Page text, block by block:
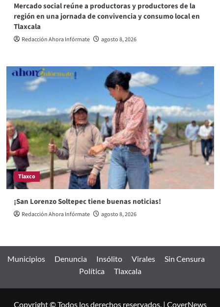
Mercado social reúne a productoras y productores de la
región en una jornada de convivencia y consumo local en
Tlaxcala
Redacción Ahora Infórmate agosto 8, 2026
Tlaxco
¡San Lorenzo Soltepec tiene buenas noticias!
Redacción Ahora Infórmate agosto 8, 2026
Municipios Denuncia Insólito Virales
Sin Censura
Política
Tlaxcala
Copyright © Todos los derechos reservados. | CoverNews